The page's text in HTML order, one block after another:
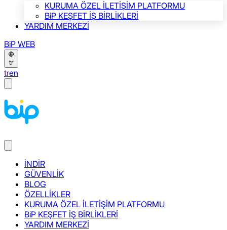
KURUMA ÖZEL İLETİŞİM PLATFORMU
BiP KEŞFET İŞ BİRLİKLERİ
YARDIM MERKEZİ
BiP WEB
tr
tren
İNDİR
GÜVENLİK
BLOG
ÖZELLİKLER
KURUMA ÖZEL İLETİŞİM PLATFORMU
BiP KEŞFET İŞ BİRLİKLERİ
YARDIM MERKEZİ